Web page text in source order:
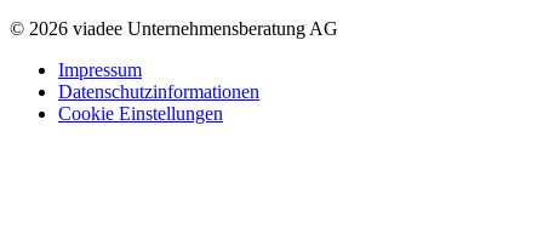
© 2026 viadee Unternehmensberatung AG
Impressum
Datenschutzinformationen
Cookie Einstellungen